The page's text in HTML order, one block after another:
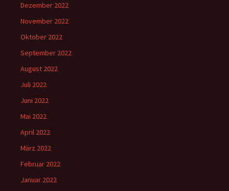
Dezember 2022
November 2022
Oktober 2022
September 2022
August 2022
Juli 2022
Juni 2022
Mai 2022
April 2022
März 2022
Februar 2022
Januar 2022